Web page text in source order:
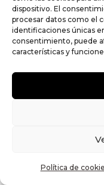
dispositivo. El
procesar datos como el
identificaciones únicas
consentimiento, puede
características y
Política de
Nuestro
combinan
crear